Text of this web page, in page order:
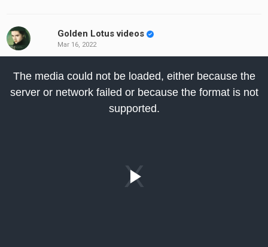
Golden Lotus videos
Mar 16, 2022
The media could not be loaded, either because the
server or network failed or because the format is not
supported.